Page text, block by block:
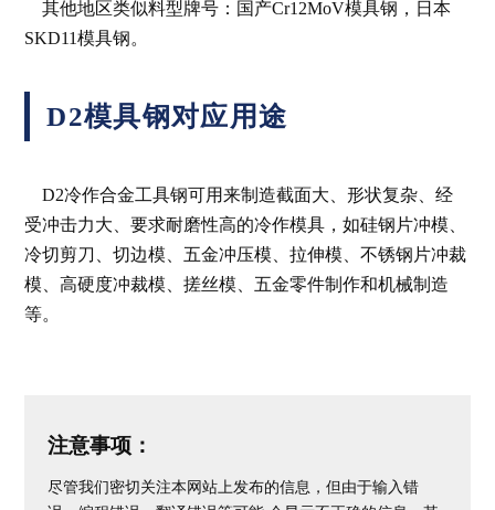
其他地区类似料型牌号：国产Cr12MoV模具钢，日本
SKD11模具钢。
D2模具钢对应用途
D2冷作合金工具钢可用来制造截面大、形状复杂、经
受冲击力大、要求耐磨性高的冷作模具，如硅钢片冲模、
冷切剪刀、切边模、五金冲压模、拉伸模、不锈钢片冲裁
模、高硬度冲裁模、搓丝模、五金零件制作和机械制造
等。
注意事项：
尽管我们密切关注本网站上发布的信息，但由于输入错